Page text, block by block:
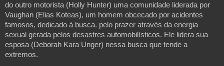
do outro motorista (Holly Hunter) uma comunidade liderada por
Vaughan (Elias Koteas), um homem obcecado por acidentes
famosos, dedicado à busca. pelo prazer através da energia
sexual gerada pelos desastres automobilísticos. Ele lidera sua
esposa (Deborah Kara Unger) nessa busca que tende a
extremos.